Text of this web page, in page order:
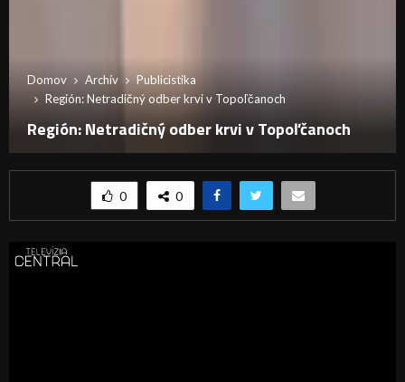
Domov Archív
Publicistika
Región: Netradičný odber krvi v Topoľčanoch
Región: Netradičný odber krvi v Topoľčanoch
0 0